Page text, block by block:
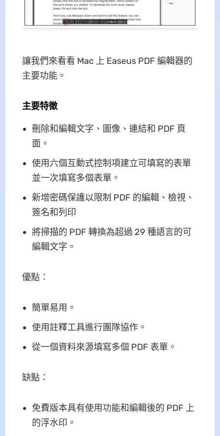
讓我們來看看 Mac 上 Easeus PDF 編輯器的
主要功能。
主要特徵
刪除和編輯文字、圖像、連結和 PDF 頁
面。
使用六個互動式控制項建立可填寫的表單
並一次填寫多個表單。
新增密碼保護以限制 PDF 的編輯、檢視、
簽名和列印
將掃描的 PDF 轉換為超過 29 種語言的可
編輯文字。
優點：
簡單易用。
使用註釋工具進行團隊協作。
從一個資料來源填寫多個 PDF 表單。
缺點：
免費版本具有使用功能和編輯後的 PDF 上
的浮水印。